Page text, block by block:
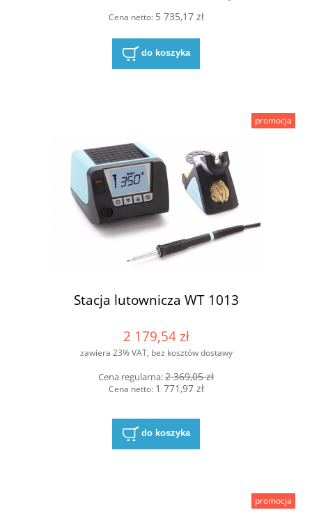
Cena netto: 5 735,17 zł
do koszyka
Stacja lutownicza WT 1013
2 179,54 zł
zawiera 23% VAT, bez kosztów dostawy
Cena regularna:2 369,05 zł
Cena netto: 1 771,97 zł
do koszyka
promocja
promocja